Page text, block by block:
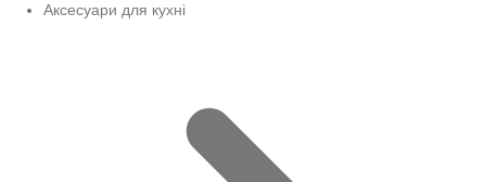
Аксесуари для кухні